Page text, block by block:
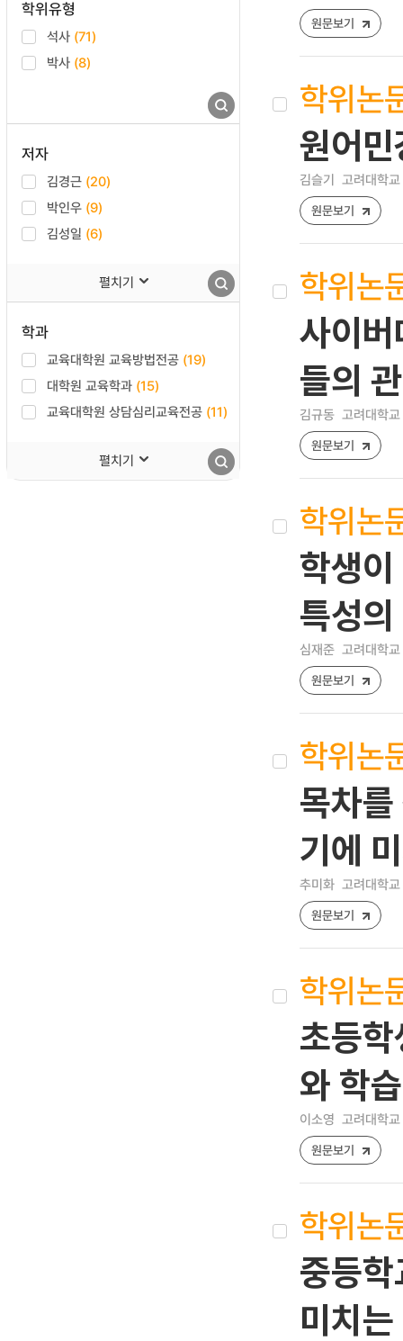
학위유형
석사 (71)
박사 (8)
저자
김경근 (20)
박인우 (9)
김성일 (6)
펼치기
학과
교육대학원 교육방법전공 (19)
대학원 교육학과 (15)
교육대학원 상담심리교육전공 (11)
펼치기
원문보기
학위논
원어
김슬기 고려대학
원문보기
학위논
사이
들의
김규동 고려대학
원문보기
학위논
학생
특성
심재준 고려대학
원문보기
학위논
목차
기에
추미화 고려대학
원문보기
학위논
초등
와 학
이소영 고려대학
원문보기
학위논
중등
미치